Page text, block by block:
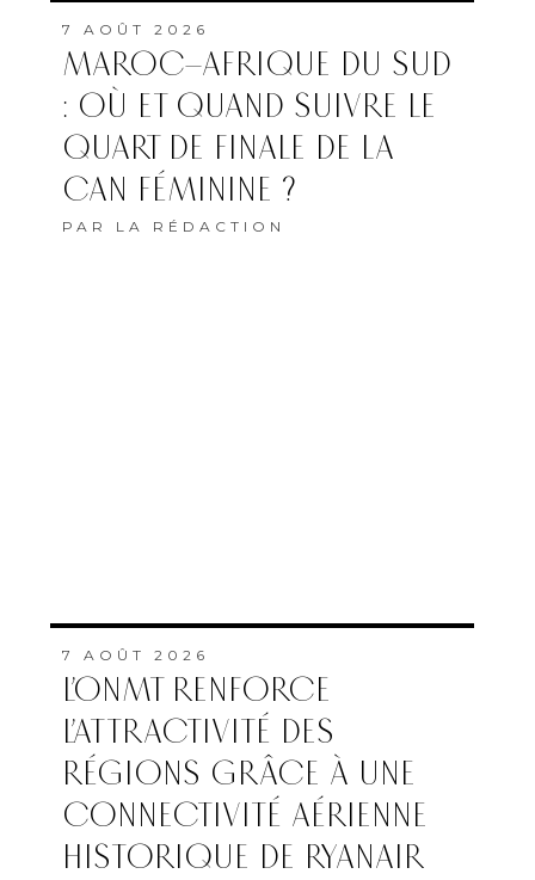
7 AOÛT 2026
MAROC–AFRIQUE DU SUD
: OÙ ET QUAND SUIVRE LE
QUART DE FINALE DE LA
CAN FÉMININE ?
PAR LA RÉDACTION
7 AOÛT 2026
L’ONMT RENFORCE
L’ATTRACTIVITÉ DES
RÉGIONS GRÂCE À UNE
CONNECTIVITÉ AÉRIENNE
HISTORIQUE DE RYANAIR